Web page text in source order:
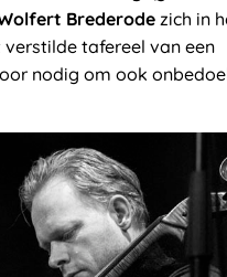
Brederode zich in
tafereel van een
nodig om ook